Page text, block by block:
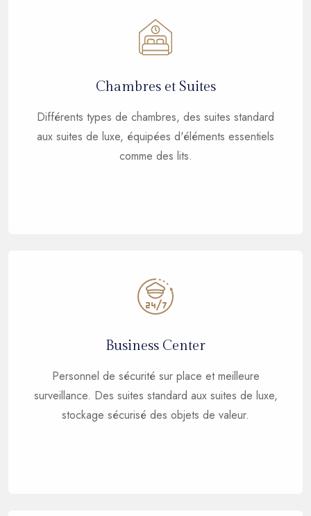
Chambres et Suites
Différents types de chambres, des suites standard
aux suites de luxe, équipées d'éléments essentiels
comme des lits.
Business Center
Personnel de sécurité sur place et meilleure
surveillance. Des suites standard aux suites de luxe,
stockage sécurisé des objets de valeur.